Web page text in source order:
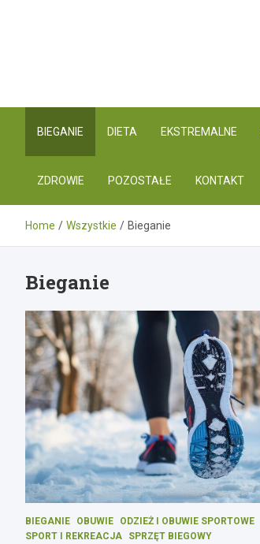
BIEGANIE DIETA EKSTREMALNE
ZDROWIE POZOSTAŁE KONTAKT
Home Wszystkie Bieganie
Bieganie
BIEGANIE OBUWIE
ODZIEŻ I OBUWIE SPORTOWE
SPORT I REKREACJA
SPRZĘT BIEGOWY